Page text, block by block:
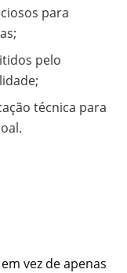
para
pelo
técnica para
vez de apenas